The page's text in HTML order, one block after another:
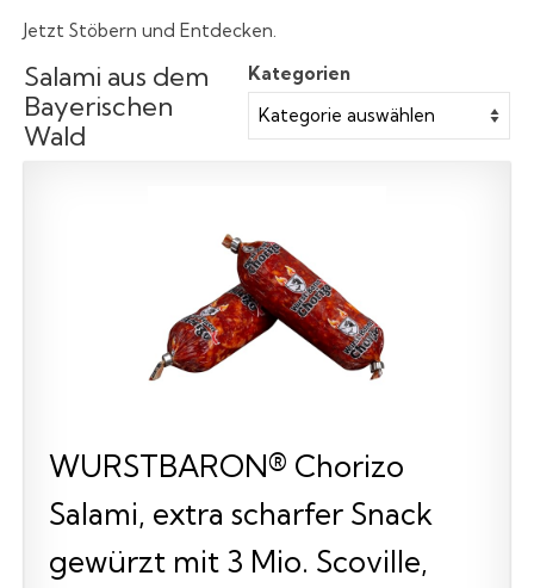
Jetzt Stöbern und Entdecken.
Kategorien
Salami aus dem
Bayerischen
Wald
WURSTBARON® Chorizo
Salami, extra scharfer Snack
gewürzt mit 3 Mio. Scoville,